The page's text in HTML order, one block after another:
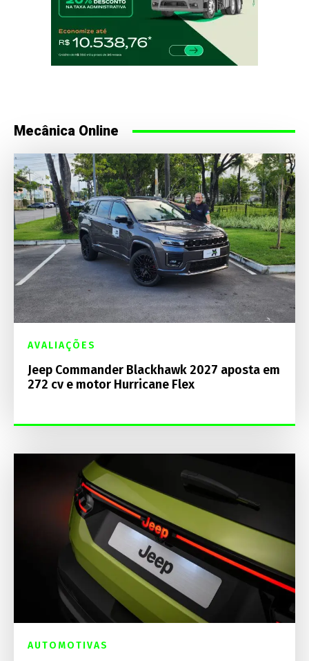
Mecânica Online
AVALIAÇÕES
Jeep Commander Blackhawk 2027 aposta em
272 cv e motor Hurricane Flex
AUTOMOTIVAS